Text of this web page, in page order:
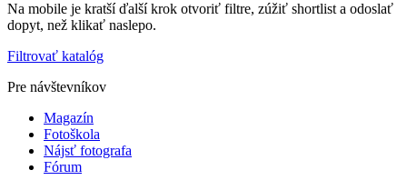
Na mobile je kratší ďalší krok otvoriť filtre, zúžiť shortlist a odoslať
dopyt, než klikať naslepo.
Filtrovať katalóg
Pre návštevníkov
Magazín
Fotoškola
Nájsť fotografa
Fórum